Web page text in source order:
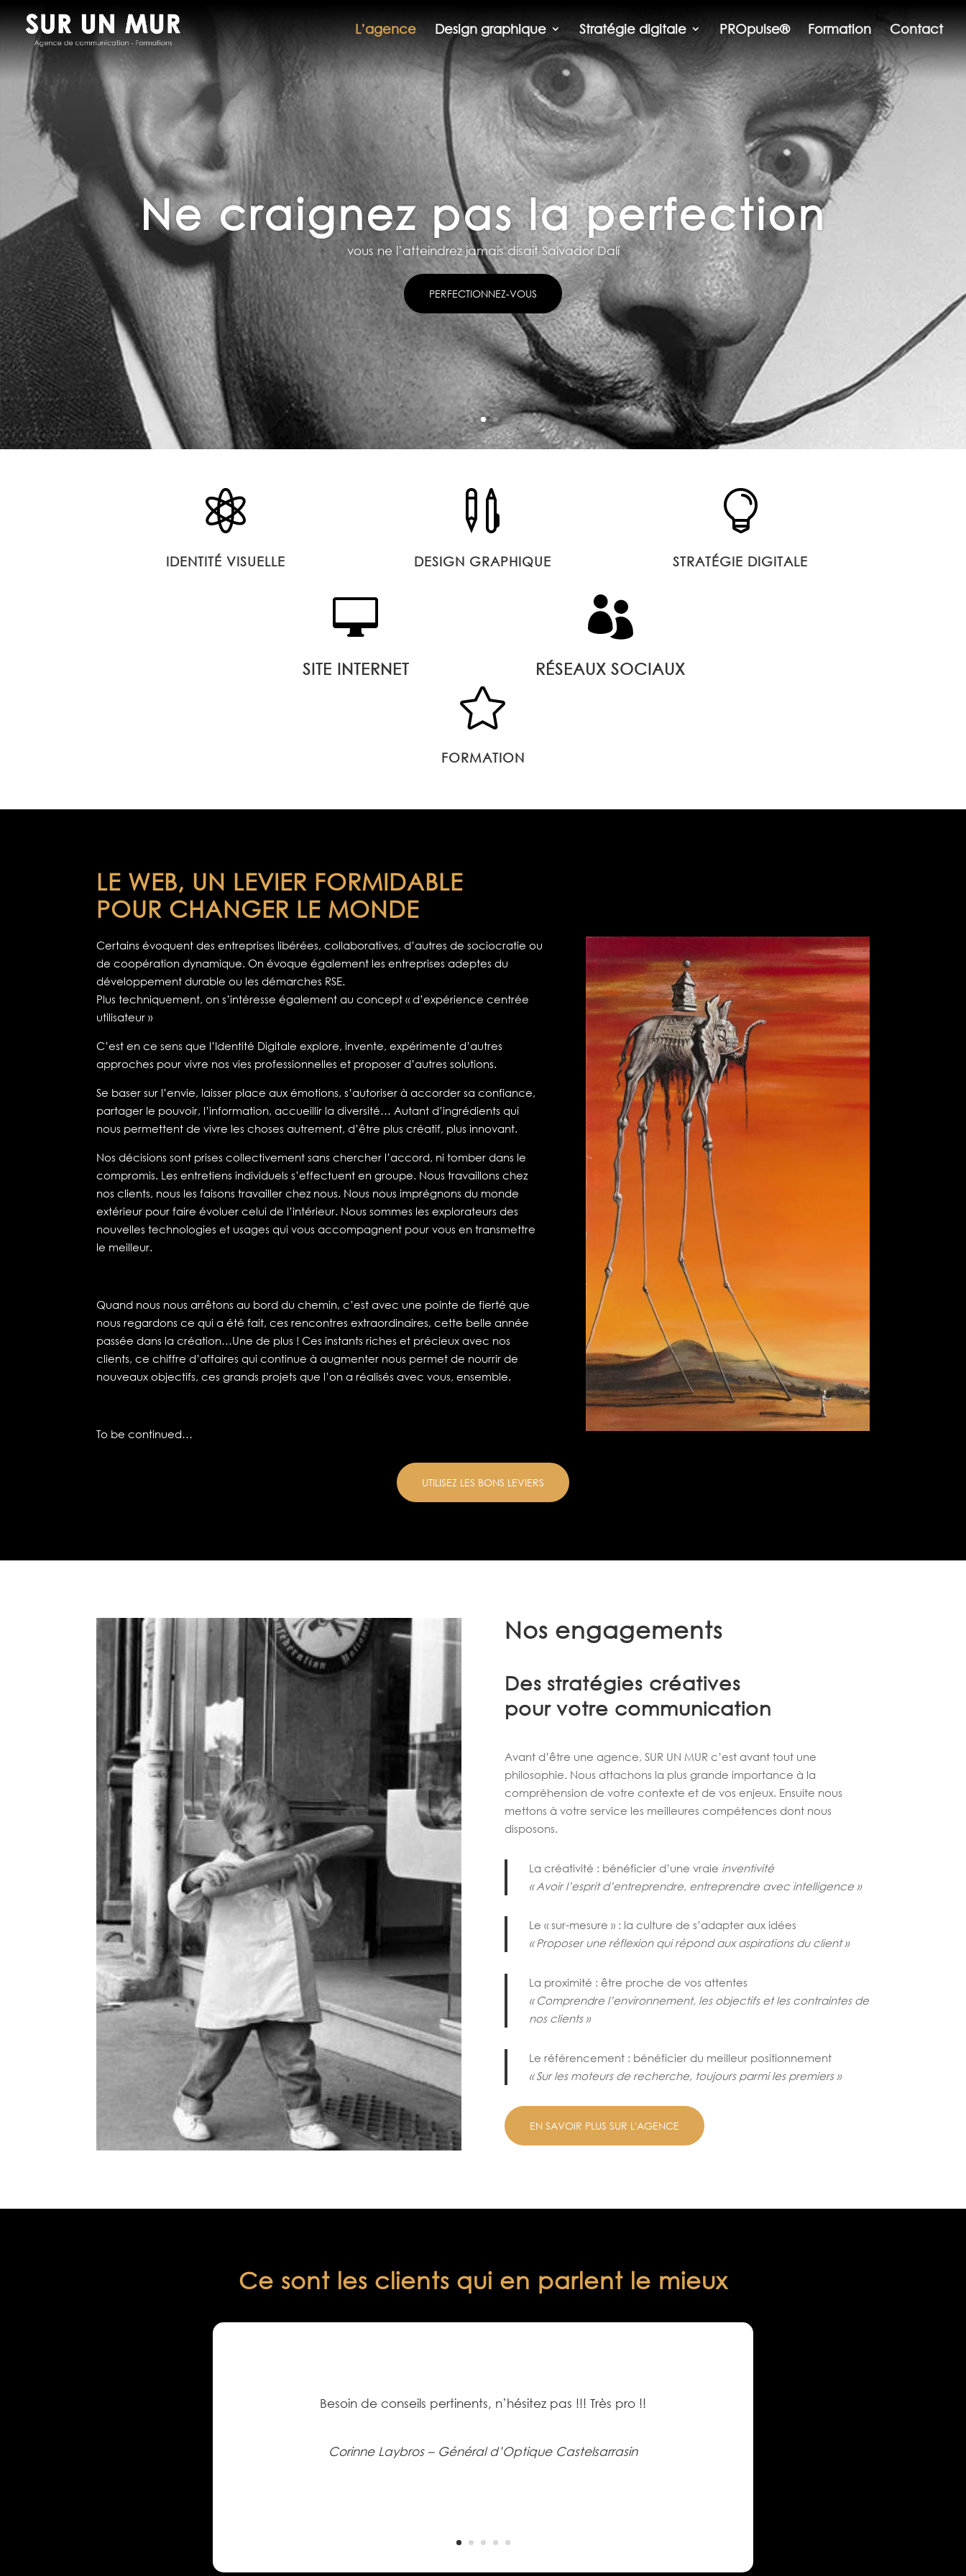
L’agence Design graphique Stratégie digitale PROpulse® Formation Contact
Ne craignez pas la perfection
vous ne l’atteindrez jamais disait Salvador Dalí
PERFECTIONNEZ-VOUS

IDENTITÉ VISUELLE

DESIGN GRAPHIQUE

STRATÉGIE DIGITALE

SITE INTERNET

RÉSEAUX SOCIAUX

FORMATION
LE WEB, UN LEVIER FORMIDABLE
POUR CHANGER LE MONDE
Certains évoquent des entreprises libérées, collaboratives, d’autres de sociocratie ou
de coopération dynamique. On évoque également les entreprises adeptes du
développement durable ou les démarches RSE.
Plus techniquement, on s’intéresse également au concept « d’expérience centrée
utilisateur »
C’est en ce sens que l’Identité Digitale explore, invente, expérimente d’autres
approches pour vivre nos vies professionnelles et proposer d’autres solutions.
Se baser sur l’envie, laisser place aux émotions, s’autoriser à accorder sa confiance,
partager le pouvoir, l’information, accueillir la diversité… Autant d’ingrédients qui
nous permettent de vivre les choses autrement, d’être plus créatif, plus innovant.
Nos décisions sont prises collectivement sans chercher l’accord, ni tomber dans le
compromis. Les entretiens individuels s’effectuent en groupe. Nous travaillons chez
nos clients, nous les faisons travailler chez nous. Nous nous imprégnons du monde
extérieur pour faire évoluer celui de l’intérieur. Nous sommes les explorateurs des
nouvelles technologies et usages qui vous accompagnent pour vous en transmettre
le meilleur.
Quand nous nous arrêtons au bord du chemin, c’est avec une pointe de fierté que
nous regardons ce qui a été fait, ces rencontres extraordinaires, cette belle année
passée dans la création…Une de plus ! Ces instants riches et précieux avec nos
clients, ce chiffre d’affaires qui continue à augmenter nous permet de nourrir de
nouveaux objectifs, ces grands projets que l’on a réalisés avec vous, ensemble.
To be continued…
UTILISEZ LES BONS LEVIERS
Nos engagements
Des stratégies créatives
pour votre communication
Avant d’être une agence, SUR UN MUR c’est avant tout une
philosophie. Nous attachons la plus grande importance à la
compréhension de votre contexte et de vos enjeux. Ensuite nous
mettons à votre service les meilleures compétences dont nous
disposons.
La créativité : bénéficier d’une vraie inventivité
« Avoir l’esprit d’entreprendre, entreprendre avec intelligence »
Le « sur-mesure » : la culture de s’adapter aux idées
« Proposer une réflexion qui répond aux aspirations du client »
La proximité : être proche de vos attentes
« Comprendre l’environnement, les objectifs et les contraintes de
nos clients »
Le référencement : bénéficier du meilleur positionnement
« Sur les moteurs de recherche, toujours parmi les premiers »
EN SAVOIR PLUS SUR L'AGENCE
Ce sont les clients qui en parlent le mieux
Besoin de conseils pertinents, n’hésitez pas !!! Très pro !!
Corinne Laybros – Général d’Optique Castelsarrasin